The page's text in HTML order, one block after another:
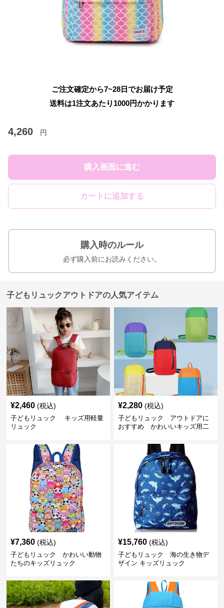
ご注文確定から7~28日でお届け予定
送料は1注文あたり 1000円かかります
4,260 円
購入画面に進む
カートに追加する
購入時のルール
必ず購入前にお読みください。
子どもリュックアウトドアの人気アイテム
¥2,460 (税込)
子どもリュック キッズ用軽量
リュック
¥2,280 (税込)
子どもリュック アウトドアに
おすすめ かわいいキッズ用二
¥7,360 (税込)
子どもリュック かわいい動物
たちのキッズリュック
¥15,760 (税込)
子どもリュック 海の生き物デ
ザイン キッズリュック